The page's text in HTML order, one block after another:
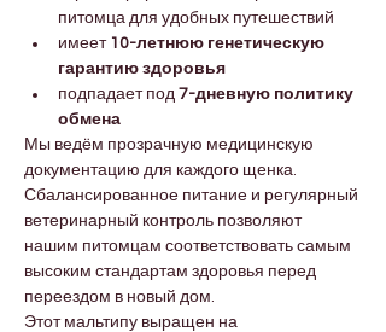
питомца для удобных путешествий
имеет 10-летнюю генетическую
гарантию здоровья
подпадает под 7-дневную политику
обмена
Мы ведём прозрачную медицинскую
документацию для каждого щенка.
Сбалансированное питание и регулярный
ветеринарный контроль позволяют
нашим питомцам соответствовать самым
высоким стандартам здоровья перед
переездом в новый дом.
Этот мальтипу выращен на